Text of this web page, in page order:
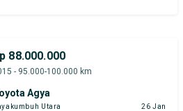
88.000.000
- 95.000-100.000 km
Agya
Utara 26 Jan